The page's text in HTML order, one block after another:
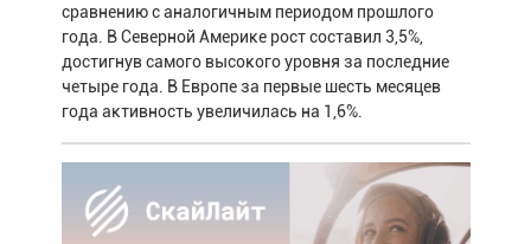
сравнению с аналогичным периодом прошлого
года. В Северной Америке рост составил 3,5%,
достигнув самого высокого уровня за последние
четыре года. В Европе за первые шесть месяцев
года активность увеличилась на 1,6%.